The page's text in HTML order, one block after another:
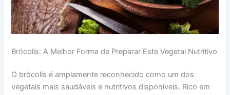
Brócolis: A Melhor Forma de Preparar Este Vegetal Nutritivo
O brócolis é amplamente reconhecido como um dos
vegetais mais saudáveis e nutritivos disponíveis. Rico em